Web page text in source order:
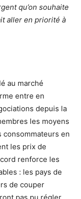
qu’on souhaite
aller en priorité à
au marché
entre en
depuis la
les moyens
consommateurs en
les prix de
renforce les
: les pays de
de couper